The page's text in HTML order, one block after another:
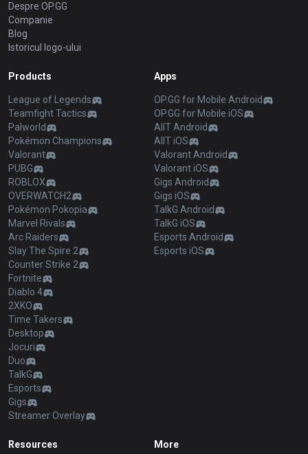
Despre OP.GG
Companie
Blog
Istoricul logo-ului
Products
League of Legends
Teamfight Tactics
Palworld
Pokémon Champions
Valorant
PUBG
ROBLOX
OVERWATCH2
Pokémon Pokopia
Marvel Rivals
Arc Raiders
Slay The Spire 2
Counter Strike 2
Fortnite
Diablo 4
2XKO
Time Takers
Desktop
Jocuri
Duo
TalkG
Esports
Gigs
Streamer Overlay
Apps
OP.GG for Mobile Android
OP.GG for Mobile iOS
AllT Android
AllT iOS
Valorant Android
Valorant iOS
Gigs Android
Gigs iOS
TalkG Android
TalkG iOS
Esports Android
Esports iOS
Resources More